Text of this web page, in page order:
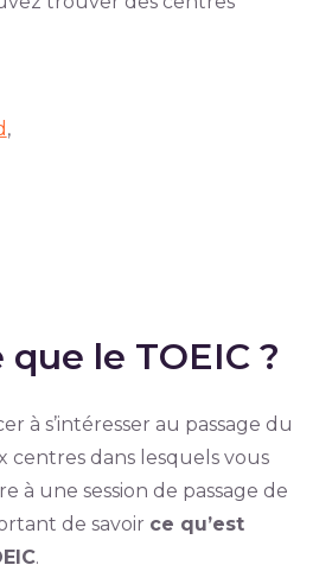
,
que le TOEIC ?
à s’intéresser au passage du
centres dans lesquels vous
à une session de passage de
de savoir ce qu’est
.